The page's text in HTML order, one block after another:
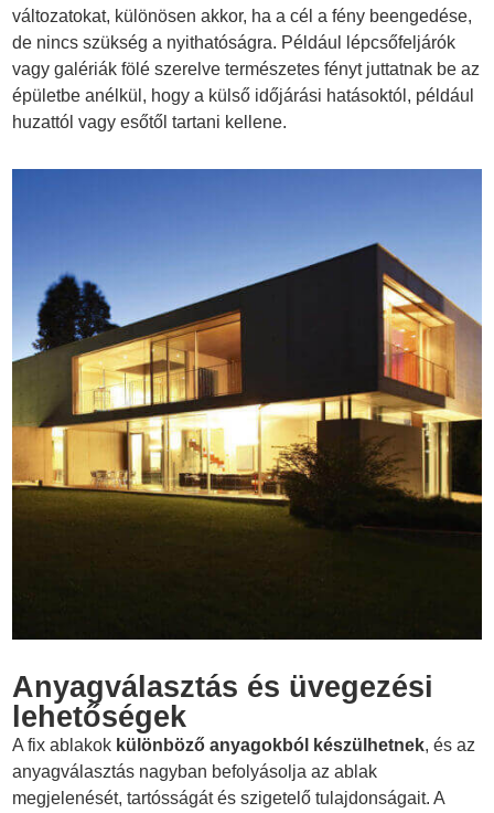
változatokat, különösen akkor, ha a cél a fény beengedése,
de nincs szükség a nyithatóságra. Például lépcsőfeljárók
vagy galériák fölé szerelve természetes fényt juttatnak be az
épületbe anélkül, hogy a külső időjárási hatásoktól, például
huzattól vagy esőtől tartani kellene.
Anyagválasztás és üvegezési
lehetőségek
A fix ablakok különböző anyagokból készülhetnek, és az
anyagválasztás nagyban befolyásolja az ablak
megjelenését, tartósságát és szigetelő tulajdonságait. A